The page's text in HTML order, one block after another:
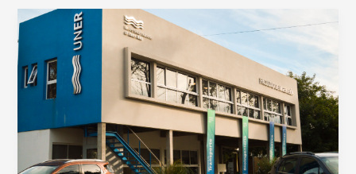
Elección
autoridades
de
la
FIUNER:
Calendario
Electoral
del
período